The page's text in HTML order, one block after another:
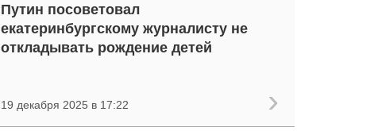
Путин посоветовал
екатеринбургскому журналисту не
откладывать рождение детей
19 декабря 2025 в 17:22